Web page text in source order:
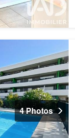
4 Photos